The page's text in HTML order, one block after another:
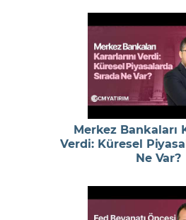
Merkez Bankaları
Verdi: Küresel
Ne Var?